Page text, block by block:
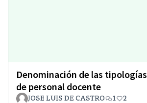
Denominación de las tipologías
de personal docente
JOSE LUIS DE CASTRO 1 2